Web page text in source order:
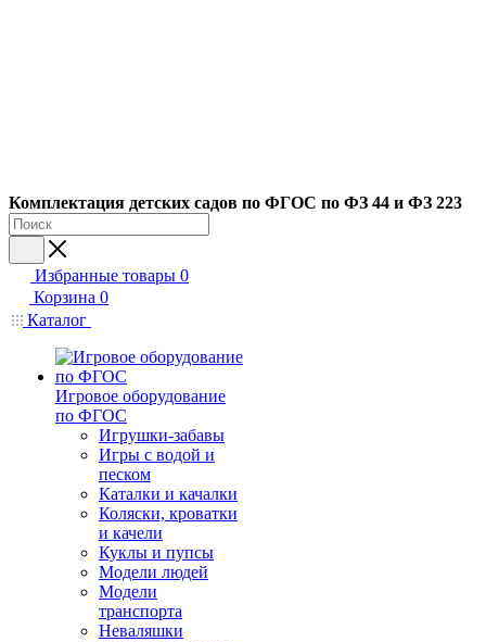
Комплектация детских садов по ФГОC по ФЗ 44 и ФЗ 223
Избранные товары 0
Корзина 0
Каталог
Игровое оборудование
по ФГОС
Игрушки-забавы
Игры с водой и
песком
Каталки и качалки
Коляски, кроватки
и качели
Куклы и пупсы
Модели людей
Модели
транспорта
Неваляшки